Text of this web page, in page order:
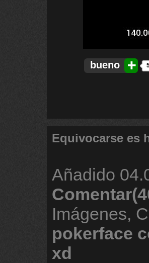
bueno
Equivocarse es
Añadido
Imágenes,
pokerface
xd